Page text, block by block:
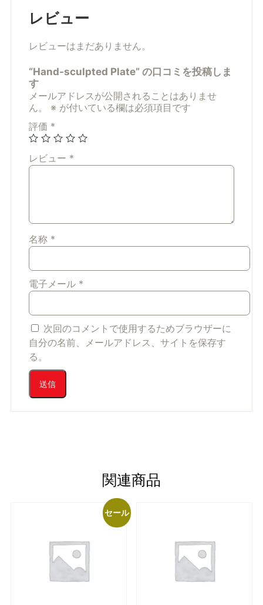
レビュー
レビューはまだありません。
“Hand-sculpted Plate” の口コミを投稿しま
す
メールアドレスが公開されることはありませ
ん。
※ が付いている欄は必須項目です
評価 *
レビュー *
名称 *
電子メール *
次回のコメントで使用するためブラウザーに
自分の名前、メールアドレス、サイトを保存す
る。
関連商品
セール